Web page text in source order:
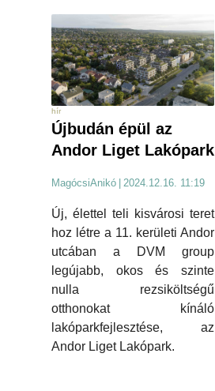
hír
Újbudán épül az
Andor Liget Lakópark
MagócsiAnikó 2024.12.16. 11:19
Új, élettel teli kisvárosi teret
hoz létre a 11. kerületi Andor
utcában a DVM group
legújabb, okos és szinte
nulla rezsiköltségű
otthonokat kínáló
lakóparkfejlesztése, az
Andor Liget Lakópark.